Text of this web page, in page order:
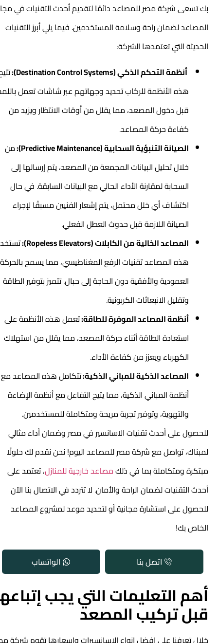
بك تسعى شركة مصر للمصاعد دائمًا لتقديم أحدث التقنيات في مجال
المصاعد لضمان راحة وسلامة المستخدمين. فيما يلي أبرز التقنيات
الحديثة التي تعتمدها الشركة:
أنظمة التحكم الذكي (Destination Control Systems):
تتيح
هذه الأنظمة للركاب تحديد وجهاتهم عبر شاشات تعمل باللمس
قبل دخول المصعد، مما يقلل من أوقات الانتظار ويزيد من
كفاءة حركة المصاعد.
الصيانة التنبؤية السحابية (Predictive Maintenance):
من
خلال تحليل البيانات المجمعة من المصعد، يتم إرسالها إلى
السحابة لمقارنة الأداء الحالي مع البيانات السابقة. في حال
اكتشاف أي خلل محتمل، يتم إشعار الفنيين مسبقًا لإجراء
الصيانة اللازمة قبل حدوث العطل الفعلي.
المصاعد الخالية من الكابلات (Ropeless Elevators):
تستخدم
هذه المصاعد تقنيات الرفع المغناطيسي، مما يسمح بالحركة
العمودية والأفقية دون الحاجة إلى حبال. تتميز بتوفير الطاقة
وتقليل الانبعاثات الكربونية.
أنظمة المصاعد الموفرة للطاقة:تعمل هذه الأنظمة على
استعادة الطاقة أثناء حركة المصعد، مما يقلل من استهلاك
الكهرباء ويعزز من كفاءة الأداء.
المصاعد الذكية للمباني الذكية:تتكامل هذه المصاعد مع
أنظمة المباني الذكية، مما يتيح التفاعل مع أنظمة الإضاءة
والتهوية، وتوفير تجربة مريحة ومتكاملة للمستخدمين.
للحصول على أحدث تقنياتالاسانسير في مصروضمان أداء مثالي
لمبناك، تواصل مع شركة مصر للمصاعد اليوم! نحن نقدم لك حلولًا
مبتكرة ومتكاملة بما في ذلكمصاعد خارجية للمنازل، تعتمد على
أحدث التقنيات لضمان الراحة والأمان. لا تتردد في الاتصال بنا الآن
للحصول على استشارة مجانية أو لتحديد موعد لمشروع المصاعد
الخاص بك!
اتصل بنا الواتساب
أهم التعليمات التي يجب إتباعها
قبل تركيب المصعد